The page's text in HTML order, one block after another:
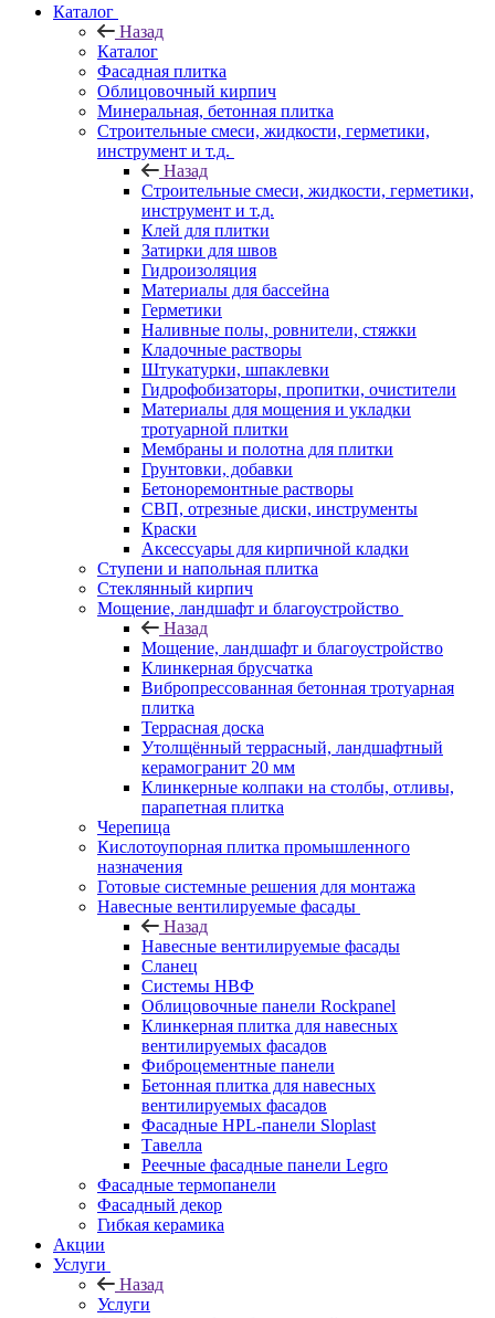
Каталог
Назад
Каталог
Фасадная плитка
Облицовочный кирпич
Минеральная, бетонная плитка
Строительные смеси, жидкости, герметики,
инструмент и т.д.
Назад
Строительные смеси, жидкости, герметики,
инструмент и т.д.
Клей для плитки
Затирки для швов
Гидроизоляция
Материалы для бассейна
Герметики
Наливные полы, ровнители, стяжки
Кладочные растворы
Штукатурки, шпаклевки
Гидрофобизаторы, пропитки, очистители
Материалы для мощения и укладки
тротуарной плитки
Мембраны и полотна для плитки
Грунтовки, добавки
Бетоноремонтные растворы
СВП, отрезные диски, инструменты
Краски
Аксессуары для кирпичной кладки
Ступени и напольная плитка
Cтеклянный кирпич
Мощение, ландшафт и благоустройство
Назад
Мощение, ландшафт и благоустройство
Клинкерная брусчатка
Вибропрессованная бетонная тротуарная
плитка
Террасная доска
Утолщённый террасный, ландшафтный
керамогранит 20 мм
Клинкерные колпаки на столбы, отливы,
парапетная плитка
Черепица
Кислотоупорная плитка промышленного
назначения
Готовые системные решения для монтажа
Навесные вентилируемые фасады
Назад
Навесные вентилируемые фасады
Сланец
Системы НВФ
Облицовочные панели Rockpanel
Клинкерная плитка для навесных
вентилируемых фасадов
Фиброцементные панели
Бетонная плитка для навесных
вентилируемых фасадов
Фасадные HPL-панели Sloplast
Тавелла
Реечные фасадные панели Legro
Фасадные термопанели
Фасадный декор
Гибкая керамика
Акции
Услуги
Назад
Услуги